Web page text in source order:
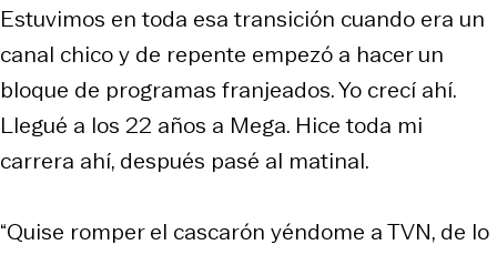
Estuvimos en toda esa transición cuando era un
canal chico y de repente empezó a hacer un
bloque de programas franjeados. Yo crecí ahí.
Llegué a los 22 años a Mega. Hice toda mi
carrera ahí, después pasé al matinal.
“Quise romper el cascarón yéndome a TVN, de lo